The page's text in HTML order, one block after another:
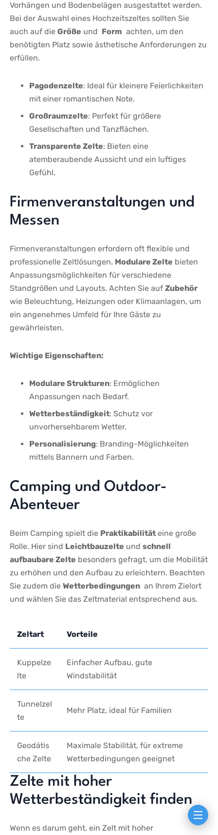
Vorhängen⁣ und Bodenbelägen ausgestattet ⁣werden.
Bei der Auswahl eines Hochzeitszeltes ‍sollten Sie⁢
auch auf ‌die Größe und ⁢ Form ⁤ achten,⁣ um den
benötigten Platz sowie ästhetische‌ Anforderungen zu
erfüllen.
Pagodenzelte: ⁤Ideal für kleinere Feierlichkeiten
mit einer romantischen Note.
Großraumzelte: Perfekt ​für größere
Gesellschaften und Tanzflächen.
Transparente⁣ Zelte: ⁢Bieten​ eine
atemberaubende Aussicht und ein ⁣luftiges
Gefühl.
Firmenveranstaltungen und
Messen
Firmenveranstaltungen ⁤erfordern oft flexible und
professionelle Zeltlösungen. Modulare ​Zelte bieten​
Anpassungsmöglichkeiten für verschiedene
Standgrößen und Layouts. Achten ⁢Sie auf Zubehör
wie Beleuchtung,‌ Heizungen ⁢oder Klimaanlagen, um
ein angenehmes⁣ Umfeld⁣ für Ihre Gäste zu⁣
gewährleisten.
Wichtige Eigenschaften:
Modulare Strukturen: Ermöglichen​
Anpassungen‍ nach Bedarf.
Wetterbeständigkeit: Schutz ⁣vor
unvorhersehbarem ⁣Wetter.
Personalisierung: Branding-Möglichkeiten
mittels Bannern und Farben.
Camping und Outdoor-
Abenteuer
Beim Camping​ spielt die Praktikabilität ⁤eine große
Rolle. Hier sind Leichtbauzelte und schnell
⁤aufbaubare Zelte besonders⁤ gefragt,‍ um​ die Mobilität
⁤zu‌ erhöhen und den Aufbau⁣ zu erleichtern. Beachten
Sie ⁢zudem ‌die Wetterbedingungen ​ an Ihrem‌ Zielort
und wählen‍ Sie das Zeltmaterial entsprechend aus.
Zeltart Vorteile
Kuppelze
lte
Einfacher Aufbau, ‍gute
Windstabilität
Tunnelzel
te
Mehr Platz, ideal für Familien
Geodätis
che Zelte
Maximale Stabilität, für​ extreme
Wetterbedingungen⁢ geeignet
Zelte mit ⁢hoher‍
Wetterbeständigkeit‌ finden
Wenn es darum geht, ein Zelt‌ mit⁢ hoher